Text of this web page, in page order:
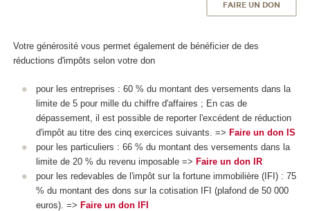
FAIRE UN DON
Votre générosité vous permet également de bénéficier de des
réductions d'impôts selon votre don
pour les entreprises : 60 % du montant des versements dans la
limite de 5 pour mille du chiffre d'affaires ; En cas de
dépassement, il est possible de reporter l'excédent de réduction
d'impôt au titre des cinq exercices suivants. => Faire un don IS
pour les particuliers : 66 % du montant des versements dans la
limite de 20 % du revenu imposable => Faire un don IR
pour les redevables de l'impôt sur la fortune immobilière (IFI) : 75
% du montant des dons sur la cotisation IFI (plafond de 50 000
euros). => Faire un don IFI